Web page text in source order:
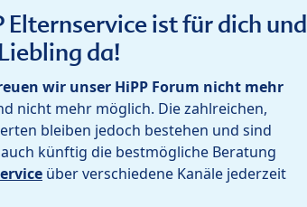
Elternservice ist für dich und
da!
wir unser HiPP Forum nicht mehr
nicht mehr möglich. Die zahlreichen,
bleiben jedoch bestehen und sind
künftig die bestmögliche Beratung
über verschiedene Kanäle jederzeit